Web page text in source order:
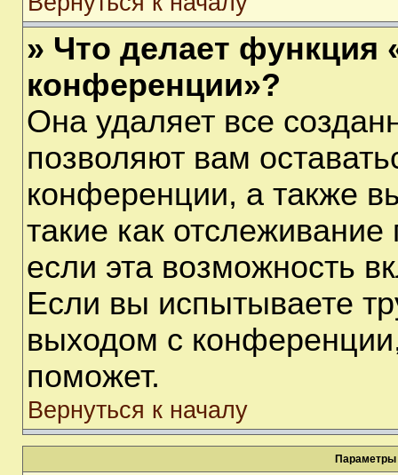
» Что делает функция
конференции»?
Она удаляет все
позволяют вам
конференции, а также
такие как
если эта возможность
Если вы испытываете
выходом с
поможет.
Вернуться к началу
Параметры